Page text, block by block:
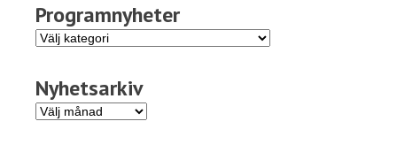
Programnyheter
Programnyheter
Nyhetsarkiv
Nyhetsarkiv